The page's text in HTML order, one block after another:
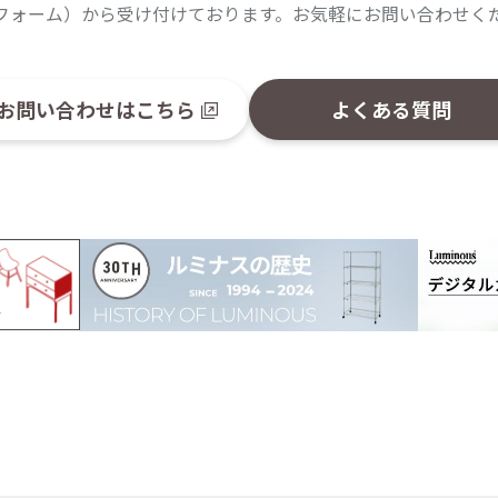
ォーム）から受け付けております。お気軽にお問い合わせく
問い合わせはこちら よくある質問